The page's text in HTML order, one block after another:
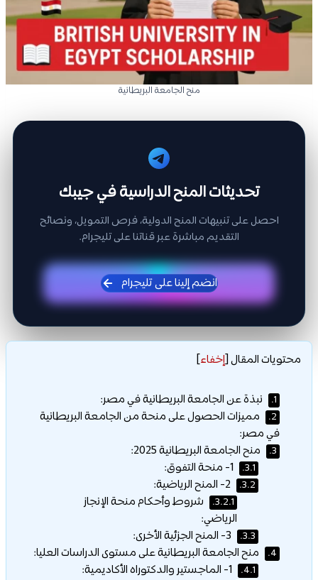
منح الجامعة البريطانية
تحديثات المنح الدراسية في جيبك
احصل على تنبيهات المنح الدولية، فرص التمويل، ونصائح
التقديم مباشرة عبر قناتنا على تليجرام.
انضم إلينا على تليجرام
محتويات المقال[إخفاء]
1. نبذة عن الجامعة البريطانية في مصر:
2.
مميزات الحصول على منحة من الجامعة البريطانية
في مصر:
3. منح الجامعة البريطانية 2025:
3.1.
3.2.
3.2.1.
شروط وأحكام منحة الإنجاز
الرياضي:
3.3.
4. منح الجامعة البريطانية على مستوى الدراسات العليا:
4.1.